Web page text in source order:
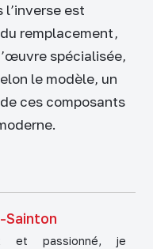
l’inverse est
remplacement,
spécialisée,
le modèle, un
ces composants
Sainton
et passionné, je